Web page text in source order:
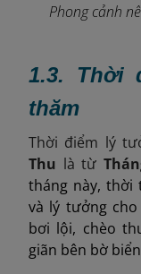
Phong cảnh
1.3. Thời
thăm
Thời điểm lý
Thu là từ
tháng này, thời
và lý tưởng
bơi lội, chèo
giãn bên bờ